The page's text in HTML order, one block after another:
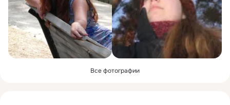
Все фотографии